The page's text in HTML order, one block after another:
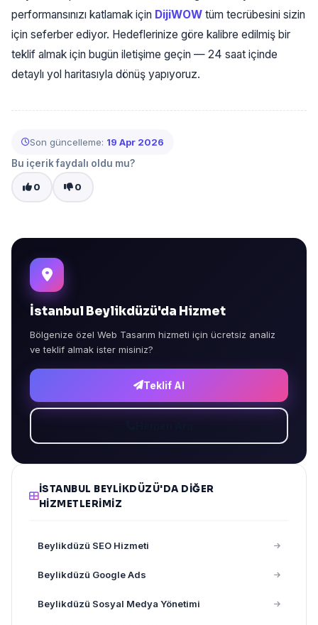
performansınızı katlamak için DijiWOW tüm tecrübesini sizin
için seferber ediyor. Hedeflerinize göre kalibre edilmiş bir
teklif almak için bugün iletişime geçin — 24 saat içinde
detaylı yol haritasıyla dönüş yapıyoruz.
Son güncelleme: 19 Apr 2026
Bu içerik faydalı oldu mu?
0 0
İstanbul Beylikdüzü'da Hizmet
Bölgenize özel Web Tasarım hizmeti için ücretsiz analiz
ve teklif almak ister misiniz?
Teklif Al
İSTANBUL BEYLIKDÜZÜ'DA DIĞER
HIZMETLERIMIZ
Beylikdüzü SEO Hizmeti
Beylikdüzü Google Ads
Beylikdüzü Sosyal Medya Yönetimi